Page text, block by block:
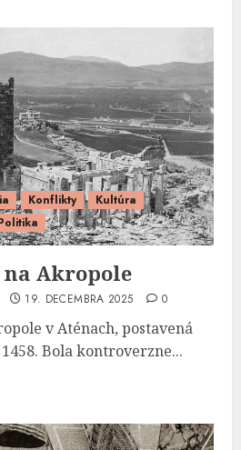
Konflikty
Kultúra
na Akropole
19. DECEMBRA 2025 0
v Aténach, postavená
Bola kontroverzne...